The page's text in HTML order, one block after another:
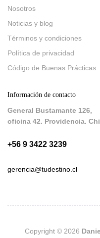
Nosotros
Noticias y blog
Términos y condiciones
Política de privacidad
Código de Buenas Prácticas
Información de contacto
General Bustamante 126,
oficina 42. Providencia.
+56 9 3422 3239
gerencia@tudestino.cl
Copyright © 2026